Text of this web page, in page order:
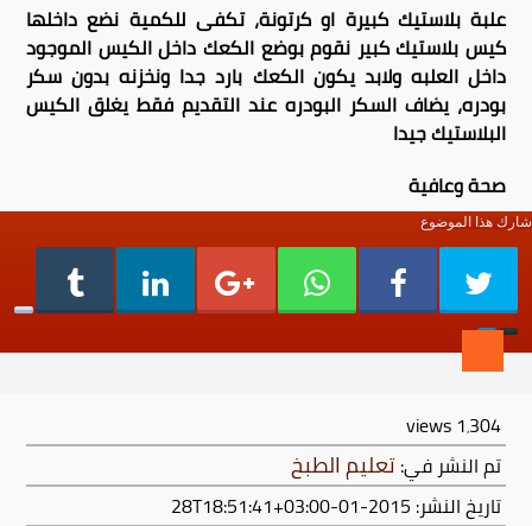
علبة بلاستيك كبيرة او كرتونة، تكفى للكمية نضع داخلها
كيس بلاستيك كبير نقوم بوضع الكعك داخل الكيس الموجود
داخل العلبه ولابد يكون الكعك بارد جدا ونخزنه بدون سكر
بودره، يضاف السكر البودره عند التقديم فقط يغلق الكيس
البلاستيك جيدا
صحة وعافية
شارك هذا الموضوع
1٬304 views
تم النشر في:تعليم الطبخ
تاريخ النشر: 2015-01-28T18:51:41+03:00